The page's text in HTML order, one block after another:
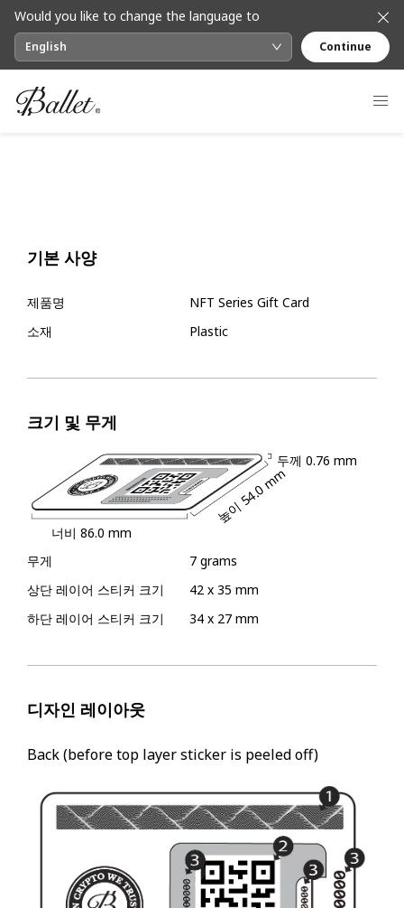
Would you like to change the language to
English Continue
기본 사양
제품명
소재
NFT Series Gift Card
Plastic
크기 및 무게
너비 86.0 mm
높이
54.0 mm
두께 0.76 mm
무게
상단 레이어 스티커 크기
하단 레이어 스티커 크기
7 grams
42 x 35 mm
34 x 27 mm
디자인 레이아웃
Back (before top layer sticker is peeled off)